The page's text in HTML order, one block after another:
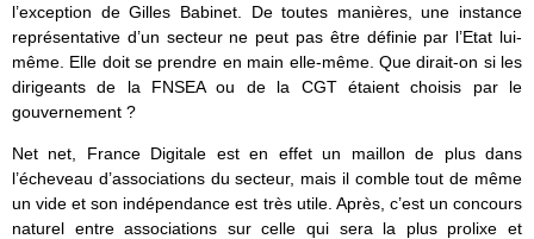
l’exception de Gilles Babinet. De toutes manières, une instance
représentative d’un secteur ne peut pas être définie par l’Etat lui-
même. Elle doit se prendre en main elle-même. Que dirait-on si les
dirigeants de la FNSEA ou de la CGT étaient choisis par le
gouvernement ?
Net net, France Digitale est en effet un maillon de plus dans
l’écheveau d’associations du secteur, mais il comble tout de même
un vide et son indépendance est très utile. Après, c’est un concours
naturel entre associations sur celle qui sera la plus prolixe et